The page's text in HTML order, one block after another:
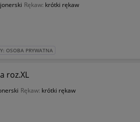
Rękaw: krótki rękaw
OSOBA PRYWATNA
roz.XL
Rękaw: krótki rękaw